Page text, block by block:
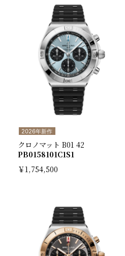
2026年新作
クロノマット B01 42
PB0158101C1S1
￥1,754,500